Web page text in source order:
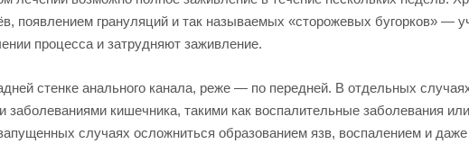
появлением грануляций и так называемых «сторожевых бугорков» —
процесса и затрудняют заживление.
стенке анального канала, реже — по передней. В отдельных
кишечника, такими как воспалительные заболевания
случаях осложниться образованием язв, воспалением и